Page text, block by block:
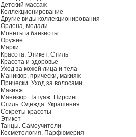
Детский массаж
Коллекционирование
Другие виды коллекционирования
Ордена, медали
Монеты и банкноты
Оружие
Марки
Красота. Этикет. Стиль
Красота и здоровье
Уход за кожей лица и тела
Маникюр, прически, макияж
Прически. Уход за волосами
Макияж
Маникюр. Татуаж. Пирсинг
Стиль. Одежда. Украшения
Секреты красоты
Этикет
Танцы. Самоучители
Косметология. Парфюмерия